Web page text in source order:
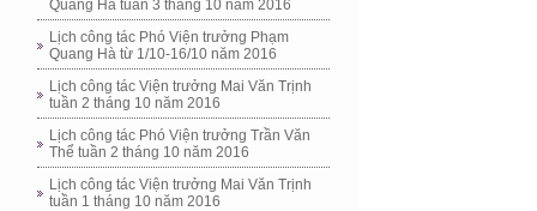
Quang Hà tuần 3 tháng 10 năm 2016
Lịch công tác Phó Viện trưởng Phạm
Quang Hà từ 1/10-16/10 năm 2016
Lịch công tác Viện trưởng Mai Văn Trịnh
tuần 2 tháng 10 năm 2016
Lịch công tác Phó Viện trưởng Trần Văn
Thể tuần 2 tháng 10 năm 2016
Lịch công tác Viện trưởng Mai Văn Trịnh
tuần 1 tháng 10 năm 2016